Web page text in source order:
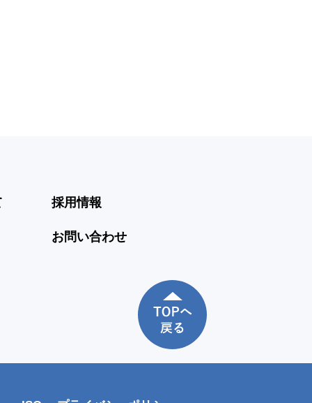
採用情報
お問い合わせ